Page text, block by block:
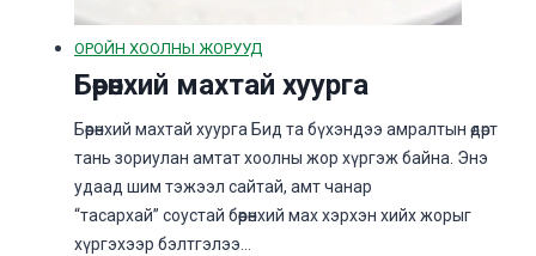
ОРОЙН ХООЛНЫ ЖОРУУД
Бөөрөнхий махтай хуурга
Бөөрөнхий махтай хуурга Бид та бүхэндээ амралтын өдөрт
тань зориулан амтат хоолны жор хүргэж байна. Энэ
удаад шим тэжээл сайтай, амт чанар
“тасархай” соустай бөөрөнхий мах хэрхэн хийх жорыг
хүргэхээр бэлтгэлээ…